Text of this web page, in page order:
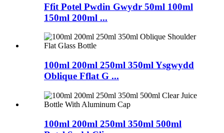
Ffit Potel Pwdin Gwydr 50ml 100ml
150ml 200ml ...
100ml 200ml 250ml 350ml Ysgwydd
Oblique Fflat G ...
100ml 200ml 250ml 350ml 500ml